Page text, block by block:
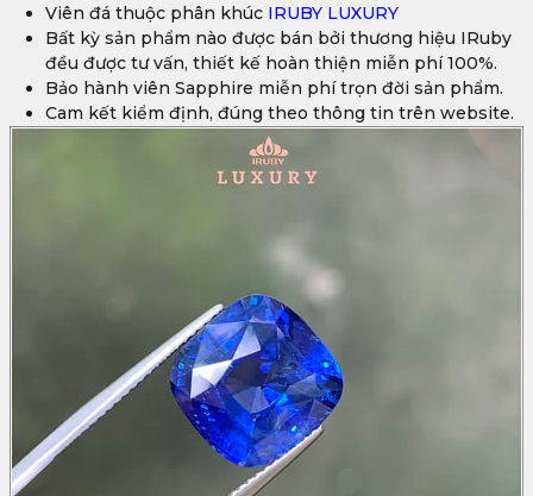
Viên đá thuộc phân khúc IRUBY LUXURY
Bất kỳ sản phẩm nào được bán bởi thương hiệu IRuby
đều được tư vấn, thiết kế hoàn thiện miễn phí 100%.
Bảo hành viên Sapphire miễn phí trọn đời sản phẩm.
Cam kết kiểm định, đúng theo thông tin trên website.